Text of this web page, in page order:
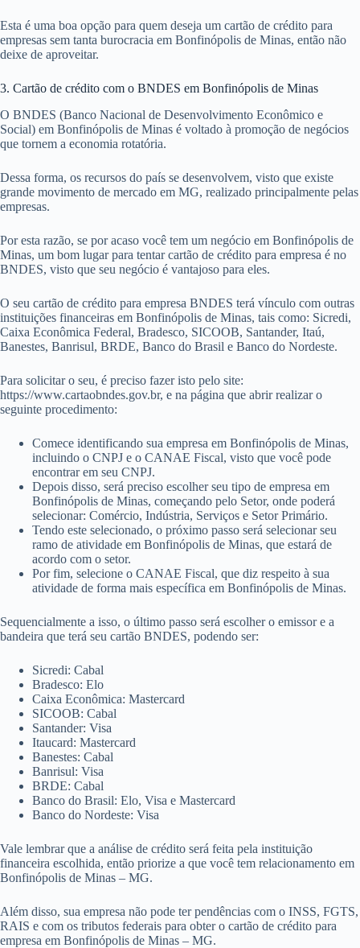
Esta é uma boa opção para quem deseja um cartão de crédito para
empresas sem tanta burocracia em Bonfinópolis de Minas, então não
deixe de aproveitar.
3. Cartão de crédito com o BNDES em Bonfinópolis de Minas
O BNDES (Banco Nacional de Desenvolvimento Econômico e
Social) em Bonfinópolis de Minas é voltado à promoção de negócios
que tornem a economia rotatória.
Dessa forma, os recursos do país se desenvolvem, visto que existe
grande movimento de mercado em MG, realizado principalmente pelas
empresas.
Por esta razão, se por acaso você tem um negócio em Bonfinópolis de
Minas, um bom lugar para tentar cartão de crédito para empresa é no
BNDES, visto que seu negócio é vantajoso para eles.
O seu cartão de crédito para empresa BNDES terá vínculo com outras
instituições financeiras em Bonfinópolis de Minas, tais como: Sicredi,
Caixa Econômica Federal, Bradesco, SICOOB, Santander, Itaú,
Banestes, Banrisul, BRDE, Banco do Brasil e Banco do Nordeste.
Para solicitar o seu, é preciso fazer isto pelo site:
https://www.cartaobndes.gov.br, e na página que abrir realizar o
seguinte procedimento:
Comece identificando sua empresa em Bonfinópolis de Minas,
incluindo o CNPJ e o CANAE Fiscal, visto que você pode
encontrar em seu CNPJ.
Depois disso, será preciso escolher seu tipo de empresa em
Bonfinópolis de Minas, começando pelo Setor, onde poderá
selecionar: Comércio, Indústria, Serviços e Setor Primário.
Tendo este selecionado, o próximo passo será selecionar seu
ramo de atividade em Bonfinópolis de Minas, que estará de
acordo com o setor.
Por fim, selecione o CANAE Fiscal, que diz respeito à sua
atividade de forma mais específica em Bonfinópolis de Minas.
Sequencialmente a isso, o último passo será escolher o emissor e a
bandeira que terá seu cartão BNDES, podendo ser:
Sicredi: Cabal
Bradesco: Elo
Caixa Econômica: Mastercard
SICOOB: Cabal
Santander: Visa
Itaucard: Mastercard
Banestes: Cabal
Banrisul: Visa
BRDE: Cabal
Banco do Brasil: Elo, Visa e Mastercard
Banco do Nordeste: Visa
Vale lembrar que a análise de crédito será feita pela instituição
financeira escolhida, então priorize a que você tem relacionamento em
Bonfinópolis de Minas – MG.
Além disso, sua empresa não pode ter pendências com o INSS, FGTS,
RAIS e com os tributos federais para obter o cartão de crédito para
empresa em Bonfinópolis de Minas – MG.